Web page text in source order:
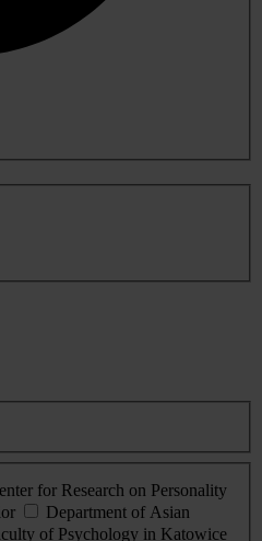
for Research on Personality
Department of Asian
of Psychology in Katowice